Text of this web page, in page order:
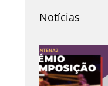
Notícias